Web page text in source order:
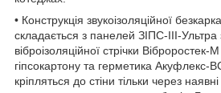
• Конструкція звукоізоляційної
складається з панелей ЗІПС-III-
віброізоляційної стрічки
гіпсокартону та герметика
кріпляться до стіни тільки через